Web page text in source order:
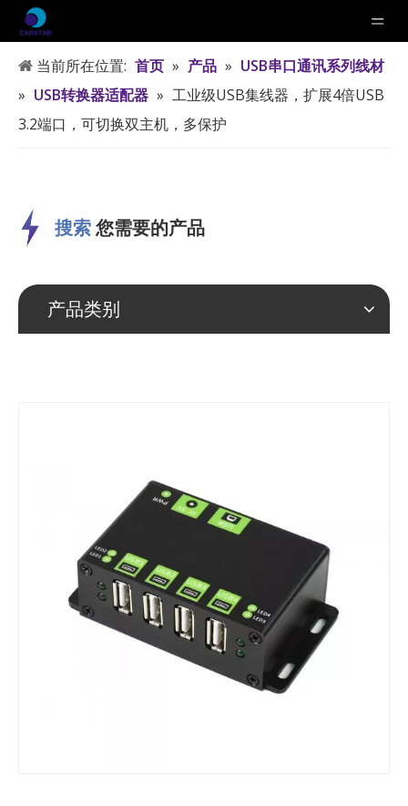
当前所在位置: 首页 » 产品 » USB串口通讯系列线材
» USB转换器适配器 » 工业级USB集线器，扩展4倍USB
3.2端口，可切换双主机，多保护
搜索您需要的产品
产品类别